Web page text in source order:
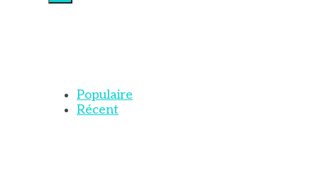
Populaire
Récent